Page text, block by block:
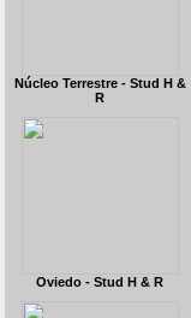
Núcleo Terrestre - Stud H &
R
Oviedo - Stud H & R